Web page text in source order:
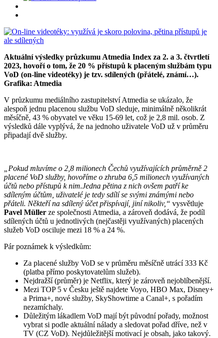
Aktuální výsledky průzkumu Atmedia Index za 2. a 3. čtvrtletí
2023, hovoří o tom, že 20 % přístupů k placeným službám typu
VoD (on-line videotéky) je tzv. sdílených (přátelé, známí…).
Grafika: Atmedia
V průzkumu mediálního zastupitelství Atmedia se ukázalo, že
alespoň jednu placenou službu VoD sleduje, minimálně několikrát
měsíčně, 43 % obyvatel ve věku 15-69 let, což je 2,8 mil. osob. Z
výsledků dále vyplývá, že na jednoho uživatele VoD už v průměru
připadají dvě služby.
„Pokud mluvíme o 2,8 milionech Čechů využívajících průměrně 2
placené VoD služby, hovoříme o zhruba 6,5 milionech využívaných
účtů nebo přístupů k nim.Jedna pětina z nich ovšem patří ke
sdíleným účtům, uživatelé je tedy sdílí se svými známými nebo
přáteli. Někteří na sdílený účet přispívají, jiní nikoliv,“ vysvětluje
Pavel Müller ze společnosti Atmedia, a zároveň dodává, že podíl
sdílených účtů u jednotlivých (nejčastěji využívaných) placených
služeb VoD osciluje mezi 18 % a 24 %.
Pár poznámek k výsledkům:
Za placené služby VoD se v průměru měsíčně utrácí 333 Kč
(platba přímo poskytovatelům služeb).
Nejdražší (průměr) je Netflix, který je zároveň nejoblíbenější.
Mezi TOP 5 v Česku ještě najdete Voyo, HBO Max, Disney+
a Prima+, nové služby, SkyShowtime a Canal+, s pořadím
nezamíchaly.
Důležitým lákadlem VoD mají být původní pořady, možnost
vybrat si podle aktuální nálady a sledovat pořad dříve, než v
TV (CZ VoD). Nejdůležitější motivací je obsah, jako takový.